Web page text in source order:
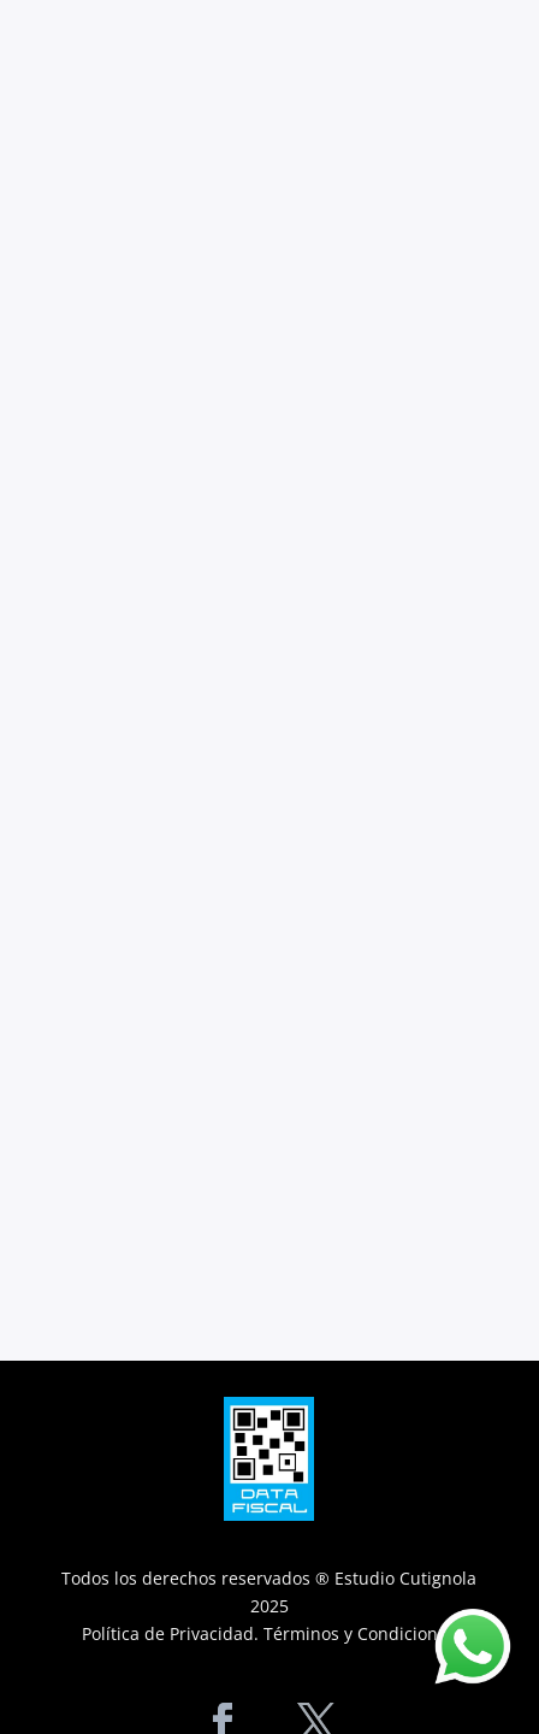
Todos los derechos reservados ® Estudio Cutignola
2025
Política de Privacidad.Términos y Condiciones